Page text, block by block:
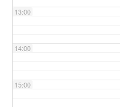
13:00
14:00
15:00